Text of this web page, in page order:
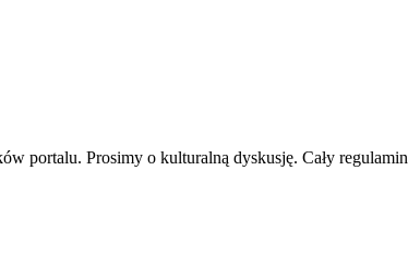
portalu. Prosimy o kulturalną dyskusję. Cały regulamin